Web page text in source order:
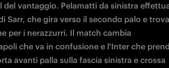
del vantaggio. Pelamatti da sinistra
Sarr, che gira verso il secondo palo e
per i nerazzurri. Il match cambia
che va in confusione e l'Inter che
avanti palla sulla fascia sinistra e crossa